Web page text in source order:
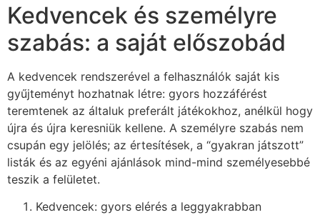
Kedvencek és személyre
szabás: a saját előszobád
A kedvencek rendszerével a felhasználók saját kis
gyűjteményt hozhatnak létre: gyors hozzáférést
teremtenek az általuk preferált játékokhoz, anélkül hogy
újra és újra keresniük kellene. A személyre szabás nem
csupán egy jelölés; az értesítések, a “gyakran játszott”
listák és az egyéni ajánlások mind-mind személyesebbé
teszik a felületet.
Kedvencek: gyors elérés a leggyakrabban